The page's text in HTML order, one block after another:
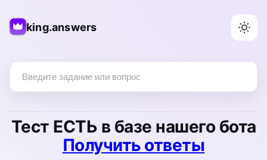
king.answers
Тест ЕСТЬ в базе нашего бота
Получить ответы